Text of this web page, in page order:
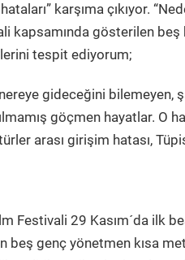
karşıma çıkıyor.
kapsamında gösterilen beş
tespit ediyorum;
gideceğini bilemeyen,
göçmen hayatlar. O
arası girişim hatası,
Festivali 29 Kasım´da ilk
beş genç yönetmen kısa